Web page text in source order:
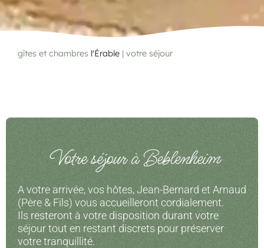
gîtes et chambres l'Érable | votre séjour
Votre séjour à Beblenheim
A votre arrivée, vos hôtes, Jean-Bernard et Arnaud
(Père & Fils) vous accueilleront cordialement.
Ils resteront à votre disposition durant votre
séjour tout en restant discrets pour préserver
votre tranquillité.